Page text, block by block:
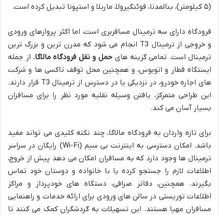
(۵ کیلومتر)، بنالمدنا، فوئنگیرولا، ماربلا و استپونا تبدیل کرده است.
فرودگاه دارای سه ترمینال مسافربری است، اما اکثر پروازهای ورودی
و خروجی از ترمینال T3 انجام می شود که مدرن ترین و بزرگ ترین
ترمینال است. تمامی گزینه هایحمل و نقل فرودگاه مالاگا، از جمله
ایستگاه قطار و اتوبوس، و همچنین محل توقف تاکسی ها و شرکت
های اجاره خودرو، در نزدیکی یا در دسترس از ترمینال T3 قرار دارند.
این طراحی متمرکز، یافتن وسیله نقلیه مورد نظر را برای مسافران
بسیار آسان می کند.
برای تازه واردان به فرودگاه مالاگا، چند نکته کلیدی می تواند مفید
باشد. امکان دسترسی به اینترنت بی سیم (Wi-Fi) رایگان در سراسر
ترمینال ها وجود دارد که به مسافران امکان می دهد پیش از خروج،
اطلاعات لازم را جستجو کرده یا با خانواده و دوستان خود تماس
بگیرند. همچنین، دفاتر صرافی، دستگاه های خودپرداز و مراکز
اطلاعات توریستی در سالن های ورودی برای ارائه خدمات و راهنمایی
مسافران مهیا هستند. این تسهیلات به گردشگران کمک می کنند تا